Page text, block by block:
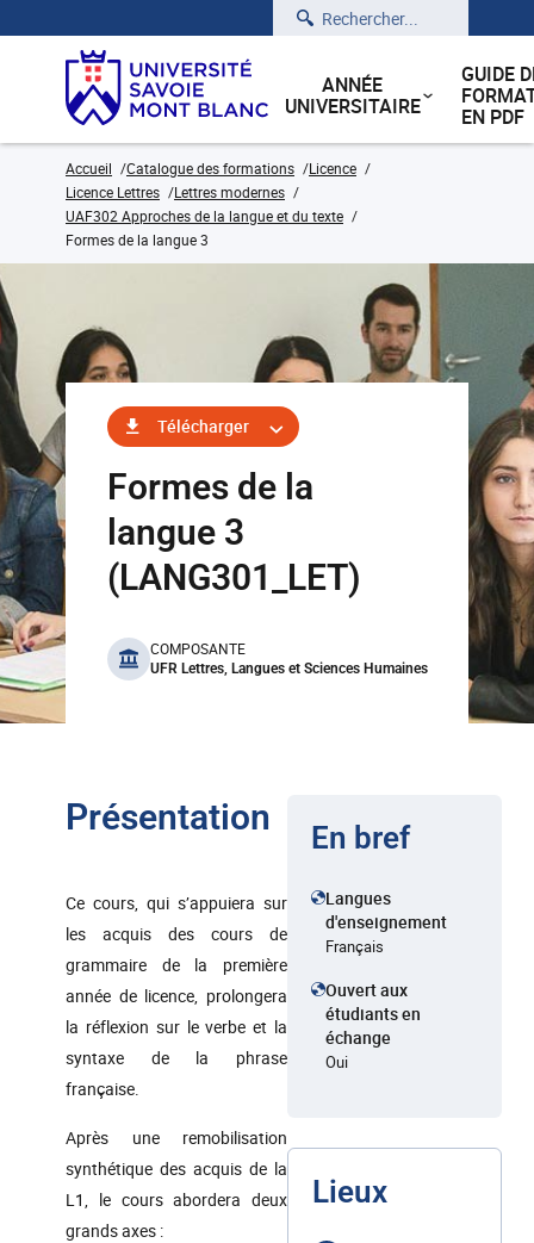
Rechercher
ANNÉE
UNIVERSITAIRE
GUIDE
EN PDF
Accueil Catalogue des formations
Licence
Licence Lettres
Lettres modernes
UAF302 Approches de la langue et du texte
Formes de la langue 3
Télécharger
Formes de la
langue 3
(LANG301_LET)
benefits
COMPOSANTE
UFR Lettres, Langues et Sciences Humaines
Présentation
Ce cours, qui s’appuiera sur
les acquis des cours de
grammaire de la première
année de licence, prolongera
la réflexion sur le verbe et la
syntaxe de la phrase
française.
Après une remobilisation
synthétique des acquis de la
L1, le cours abordera deux
grands axes :
En bref
Langues
d'enseignement
Français
Ouvert aux
étudiants en
échange
Oui
Lieux